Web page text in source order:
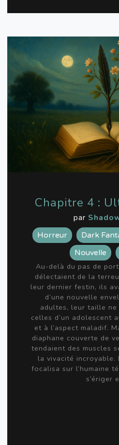
Chapitre 4 :
par
Horreur Dark
Nouvelle
Au-delà du pas de
délectaient de la
leur dernier festin, ils
d’une nouvelle
adultes, leur taille ne
celles d’un adolescent
et à l’aspect maladif.
diaphane couverte de
tendaient des muscles
la vivacité incroyable.
focalisa sur l’humaine
s’ériger